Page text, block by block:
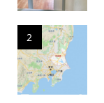
2